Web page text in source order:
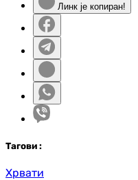
Линк је копиран!
Тагови :
Хрвати